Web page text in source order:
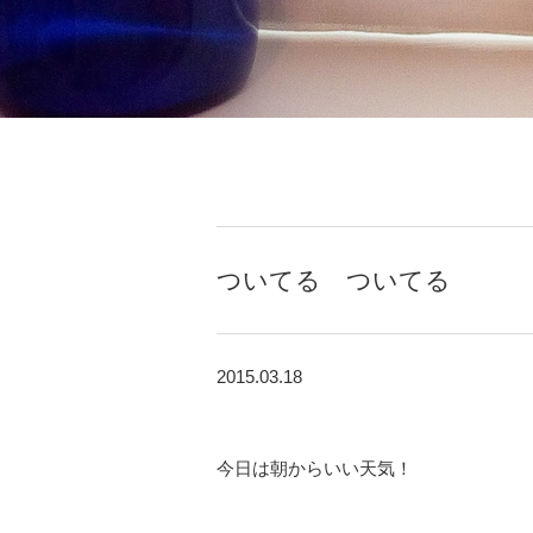
ついてる ついてる
2015.03.18
今日は朝からいい天気！